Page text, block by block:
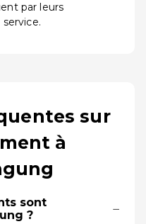
par leurs
sur
à
sont
?
−